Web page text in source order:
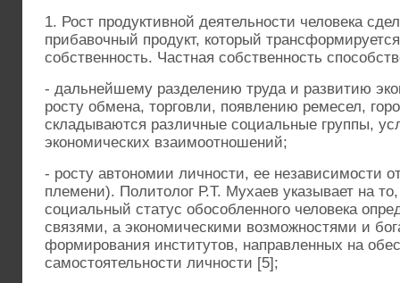
1. Рост продуктивной деятельности человека
прибавочный продукт, который
собственность. Частная собственность
- дальнейшему разделению труда и развитию
росту обмена, торговли, появлению ремесел,
складываются различные социальные группы,
экономических взаимоотношений;
- росту автономии личности, ее независимости
племени). Политолог Р.Т. Мухаев указывает на
социальный статус обособленного человека
связями, а экономическими возможностями и
формирования институтов, направленных на
самостоятельности личности [5];